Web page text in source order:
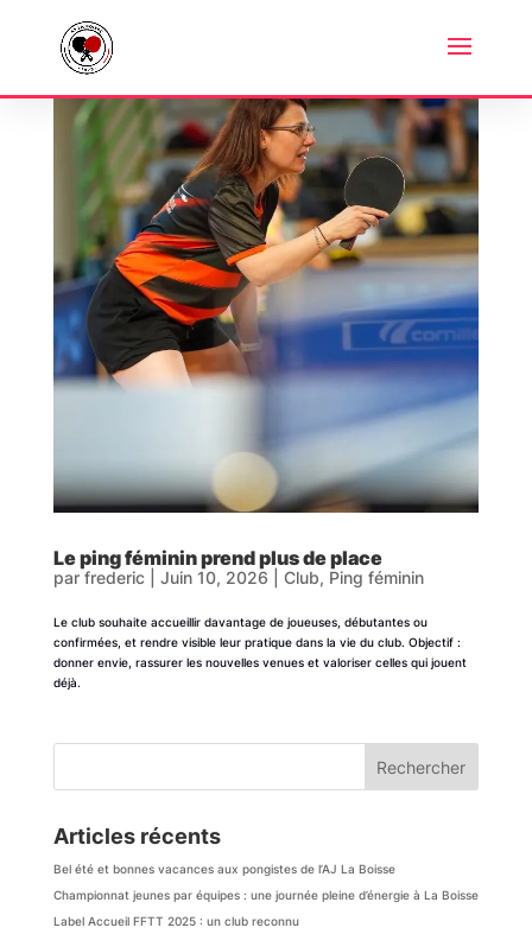
Le ping féminin prend plus de place
par frederic| Juin 10, 2026 Club, Ping féminin
Le club souhaite accueillir davantage de joueuses, débutantes ou
confirmées, et rendre visible leur pratique dans la vie du club. Objectif :
donner envie, rassurer les nouvelles venues et valoriser celles qui jouent
déjà.
Rechercher
Articles récents
Bel été et bonnes vacances aux pongistes de l’AJ La Boisse
Championnat jeunes par équipes : une journée pleine d’énergie à La Boisse
Label Accueil FFTT 2025 : un club reconnu